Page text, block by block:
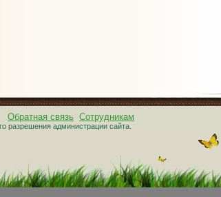
Обратная связь Сотрудникам
разрешения администрации сайта.